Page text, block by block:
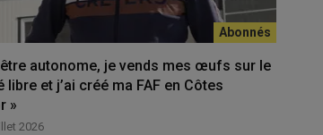
œufs des lots plus compliqués, la casserie nous
développé une stratégie d’allongement de la
autonome, je vends mes œufs sur le
libre et j’ai créé ma FAF en Côtes
»
2026